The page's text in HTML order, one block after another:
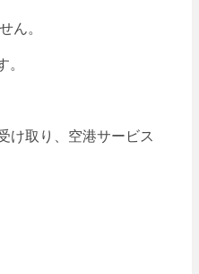
ん。
け取り、空港サービス